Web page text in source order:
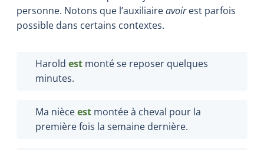
personne. Notons que l’auxiliaireavoirest parfois
possible dans certains contextes.
Harold est monté se reposer quelques
minutes.
Ma nièceest montée à cheval pour la
première fois la semaine dernière.